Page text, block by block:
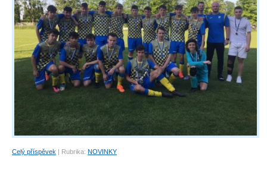
Celý příspěvek | Rubrika: NOVINKY